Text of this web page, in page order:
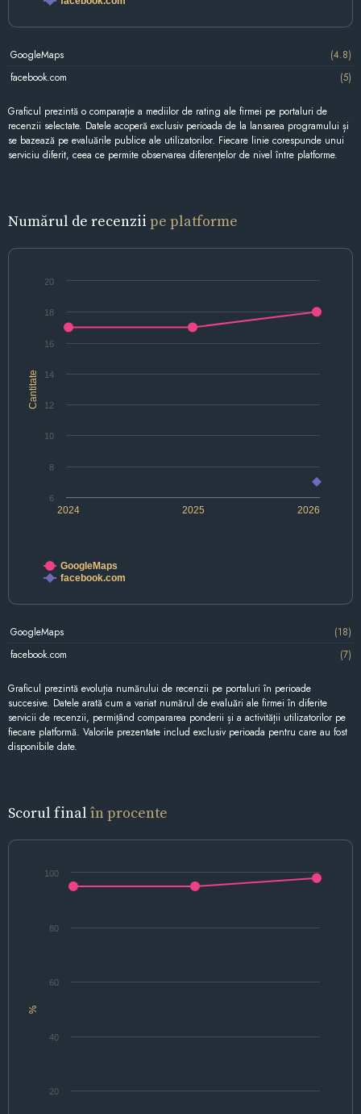
GoogleMaps
(4.8)
facebook.com
(5)
Graficul prezintă o comparație a mediilor de rating ale firmei pe portaluri de
recenzii selectate. Datele acoperă exclusiv perioada de la lansarea programului și
se bazează pe evaluările publice ale utilizatorilor. Fiecare linie corespunde unui
serviciu diferit, ceea ce permite observarea diferențelor de nivel între platforme.
Numărul de recenzii pe platforme
Cantitate
2024 2025 2026
6
8
10
12
14
16
18
20
GoogleMaps
facebook.com
GoogleMaps
(18)
facebook.com
(7)
Graficul prezintă evoluția numărului de recenzii pe portaluri în perioade
succesive. Datele arată cum a variat numărul de evaluări ale firmei în diferite
servicii de recenzii, permițând compararea ponderii și a activității utilizatorilor pe
fiecare platformă. Valorile prezentate includ exclusiv perioada pentru care au fost
disponibile date.
Scorul final în procente
%
20
40
60
80
100